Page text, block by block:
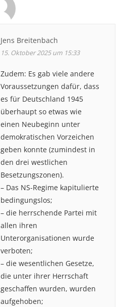
Jens Breitenbach
15. Oktober 2025 um 15:33
Zudem: Es gab viele andere
Voraussetzungen dafür, dass
es für Deutschland 1945
überhaupt so etwas wie
einen Neubeginn unter
demokratischen Vorzeichen
geben konnte (zumindest in
den drei westlichen
Besetzungszonen).
– Das NS-Regime kapitulierte
bedingungslos;
– die herrschende Partei mit
allen ihren
Unterorganisationen wurde
verboten;
– die wesentlichen Gesetze,
die unter ihrer Herrschaft
geschaffen wurden, wurden
aufgehoben;